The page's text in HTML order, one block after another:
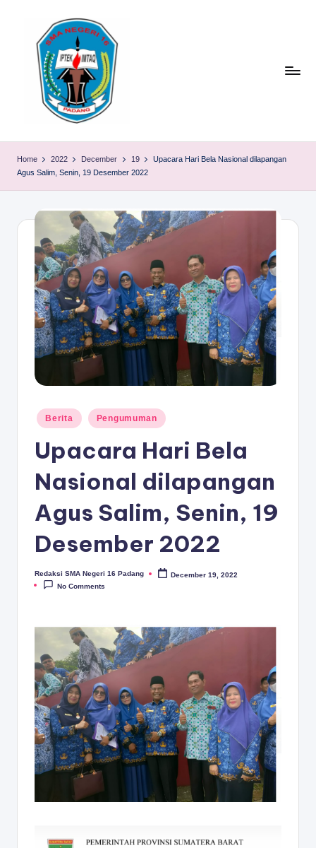
M
A
6
P
A
D
A
Home 2022 December 19
Upacara Hari Bela Nasional dilapangan
Agus Salim, Senin, 19 Desember 2022
Posted
in
Berita Pengumuman
Upacara Hari Bela
Nasional dilapangan
Agus Salim, Senin, 19
Desember 2022
Posted
by
Redaksi SMA Negeri 16 Padang
December 19, 2022
No Comments